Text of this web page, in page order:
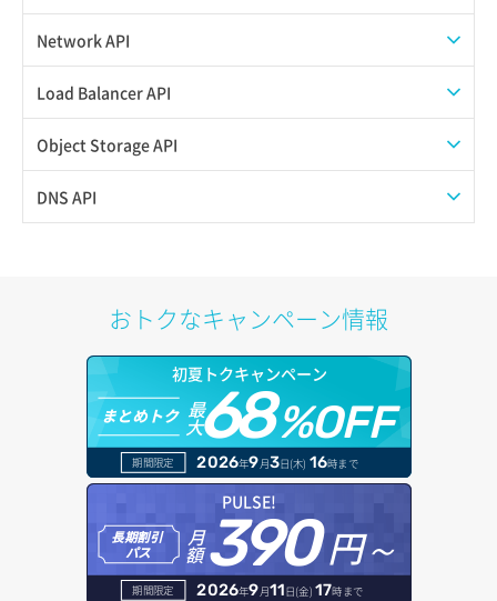
ISOイメージ作成
イメージ一覧取得
イメージ保存容量変更
イメージ詳細取得
ISOイメージ挿入/排出
SSHキーペア一覧取得
SSHキーペア作成
アタッチ済みポート詳細取得
アタッチ済みボリューム一覧
アタッチ済みボリューム詳細取得
コンソールURL発行
サーバーに紐づくアドレス取得
サーバーに紐づくアドレス取得（ネットワーク指定）
Network API
QoSポリシー一覧取得
QoSポリシー詳細取得
サブネット一覧取得
サブネット詳細取得
セキュリティグループ ルール一覧取得
セキュリティグループ ルール作成
セキュリティグループ ルール削除
セキュリティグループ ルール詳細取得
セキュリティグループ一覧取得
Load Balancer API
プール一覧取得
プール作成
ヘルスモニタ一覧取得
ヘルスモニタ作成
ヘルスモニタ削除
ヘルスモニタ更新
ヘルスモニタ詳細取得
Object Storage API
Web公開
オブジェクトダウンロード
オブジェクトバージョン管理
オブジェクト一覧取得
オブジェクト削除
オブジェクト削除予約
DNS API
ドメイン情報登録
ドメイン詳細取得
レコード一覧取得
レコード作成
おトクなキャンペーン情報
初夏トクキャンペーン
まとめトク 最
大68%OFF
期間限定 2026年9月3日(木) 16時まで
PULSE!
長期割引
パス
月
額390円～
期間限定 2026年9月11日(金) 17時まで